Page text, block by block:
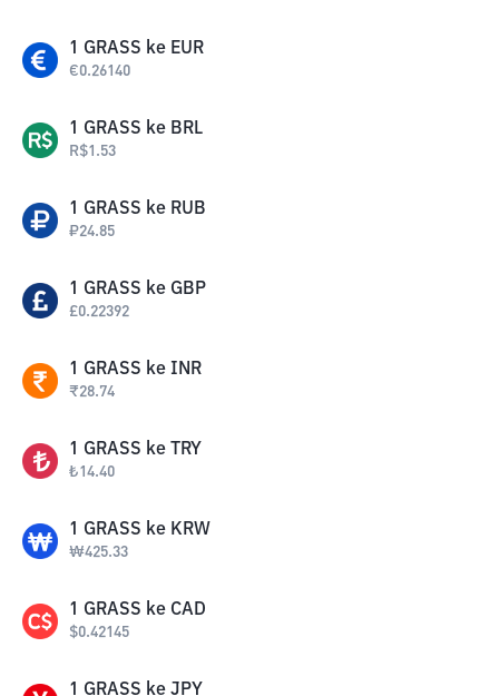
1 GRASS ke EUR
€0.26140
1 GRASS ke BRL
R$1.53
1 GRASS ke RUB
₽24.85
1 GRASS ke GBP
£0.22392
1 GRASS ke INR
₹28.74
1 GRASS ke TRY
₺14.40
1 GRASS ke KRW
₩425.33
1 GRASS ke CAD
$0.42145
1 GRASS ke JPY